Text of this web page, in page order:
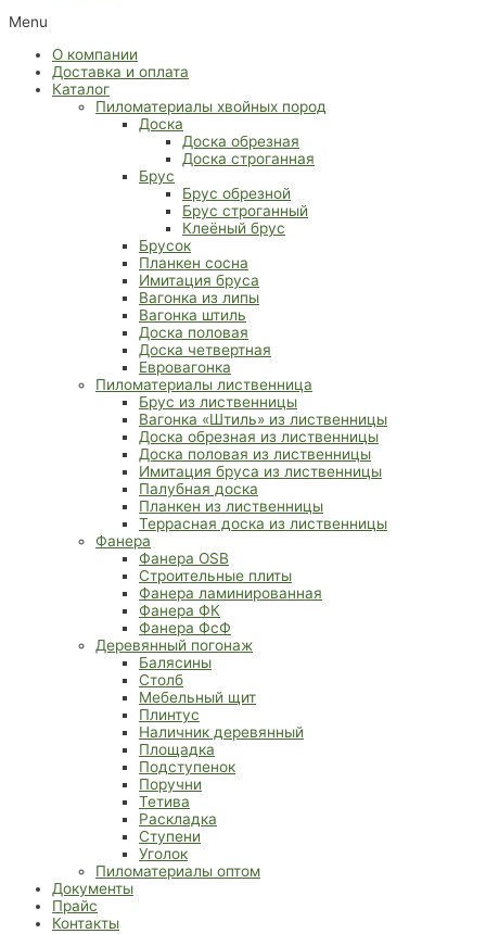
Menu
О компании
Доставка и оплата
Каталог
Пиломатериалы хвойных пород
Доска
Доска обрезная
Доска строганная
Брус
Брус обрезной
Брус строганный
Клеёный брус
Брусок
Планкен сосна
Имитация бруса
Вагонка из липы
Вагонка штиль
Доска половая
Доска четвертная
Евровагонка
Пиломатериалы лиственница
Брус из лиственницы
Вагонка «Штиль» из лиственницы
Доска обрезная из лиственницы
Доска половая из лиственницы
Имитация бруса из лиственницы
Палубная доска
Планкен из лиственницы
Террасная доска из лиственницы
Фанера
Фанера OSB
Строительные плиты
Фанера ламинированная
Фанера ФК
Фанера ФсФ
Деревянный погонаж
Балясины
Столб
Мебельный щит
Плинтус
Наличник деревянный
Площадка
Подступенок
Поручни
Тетива
Раскладка
Ступени
Уголок
Пиломатериалы оптом
Документы
Прайс
Контакты